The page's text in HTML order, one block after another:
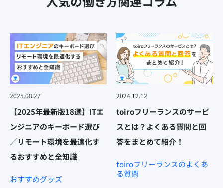
2025.08.27
【2025年最新版18選】ITエ
ンジニアのキーボード選び
／リモート環境を最適化す
るおすすめと全知識
おすすめグッズ
2024.12.12
toiroフリーランスのサービ
スとは？よくある質問と回
答をまとめて紹介！
toiroフリーランスのよくあ
る質問